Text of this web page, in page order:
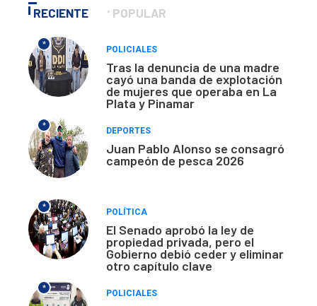
RECIENTE POPULAR
*
POLICIALES
Tras la denuncia de una madre
cayó una banda de explotación
de mujeres que operaba en La
Plata y Pinamar
*
DEPORTES
Juan Pablo Alonso se consagró
campeón de pesca 2026
*
POLÍTICA
El Senado aprobó la ley de
propiedad privada, pero el
Gobierno debió ceder y eliminar
otro capítulo clave
*
POLICIALES